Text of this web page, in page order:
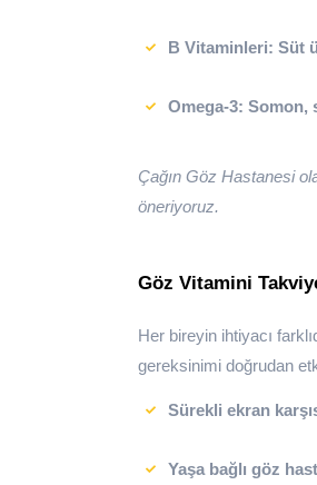
B Vitaminleri: Süt
Omega-3: Somon,
Çağın Göz Hastanesi
öneriyoruz.
Göz Vitamini
Her bireyin ihtiyacı
gereksinimi doğrudan
Sürekli ekran
Yaşa bağlı göz